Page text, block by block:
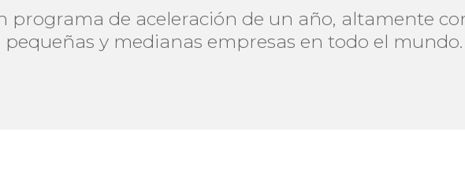
programa de aceleración de un año, altamente
y medianas empresas en todo el mundo.